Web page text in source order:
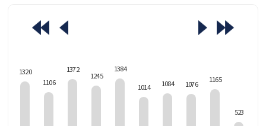
1320
1106
1372
1245
1384
1014 1084 1076
1165
523